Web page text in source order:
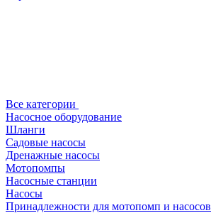
Все категории
Насосное оборудование
Шланги
Садовые насосы
Дренажные насосы
Мотопомпы
Насосные станции
Насосы
Принадлежности для мотопомп и насосов